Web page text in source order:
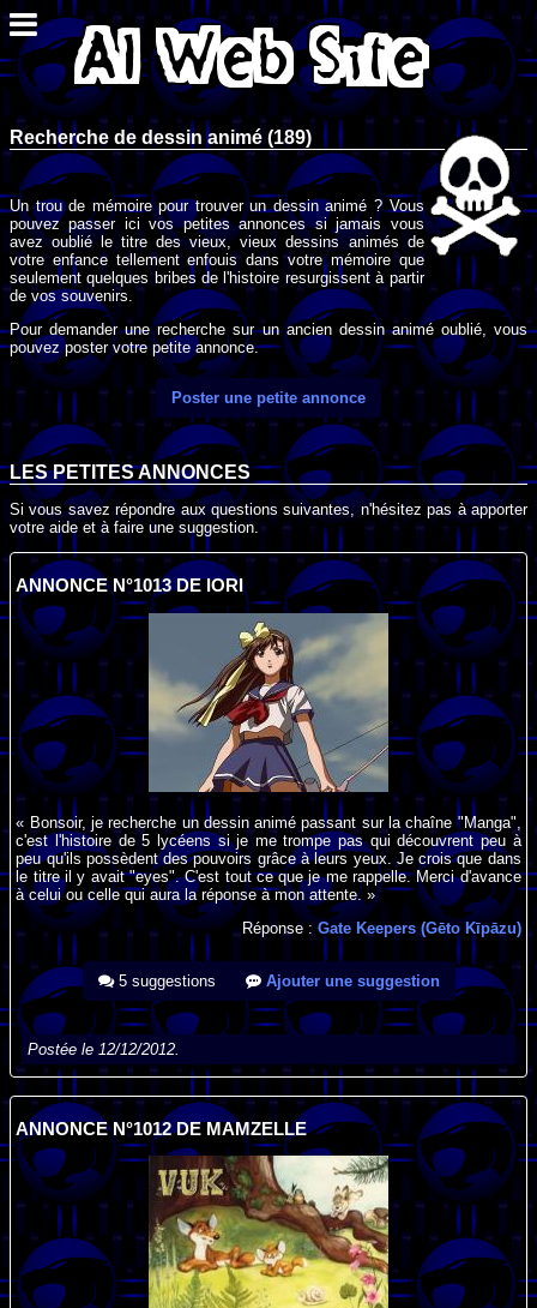
Recherche de dessin animé (189)
Un trou de mémoire pour trouver un dessin animé ? Vous
pouvez passer ici vos petites annonces si jamais vous
avez oublié le titre des vieux, vieux dessins animés de
votre enfance tellement enfouis dans votre mémoire que
seulement quelques bribes de l'histoire resurgissent à partir
de vos souvenirs.
Pour demander une recherche sur un ancien dessin animé oublié, vous
pouvez poster votre petite annonce.
Poster une petite annonce
LES PETITES ANNONCES
Si vous savez répondre aux questions suivantes, n'hésitez pas à apporter
votre aide et à faire une suggestion.
ANNONCE N°1013 DE IORI
« Bonsoir, je recherche un dessin animé passant sur la chaîne "Manga",
c'est l'histoire de 5 lycéens si je me trompe pas qui découvrent peu à
peu qu'ils possèdent des pouvoirs grâce à leurs yeux. Je crois que dans
le titre il y avait "eyes". C'est tout ce que je me rappelle. Merci d'avance
à celui ou celle qui aura la réponse à mon attente. »
Réponse :Gate Keepers (Gēto Kīpāzu)
5 suggestions Ajouter une suggestion
Postée le 12/12/2012.
ANNONCE N°1012 DE MAMZELLE